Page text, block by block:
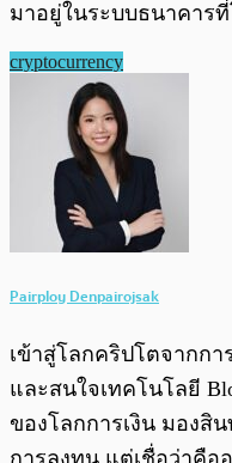
มาอยู่ในระบบธนาคาร
cryptocurrency
Pairploy Denpairojsak
เข้าสู่โลกคริปโตจากกา
และสนใจเทคโนโลยี
ของโลกการเงิน มองสิ
การลงทุน แต่เชื่อว่าคือ